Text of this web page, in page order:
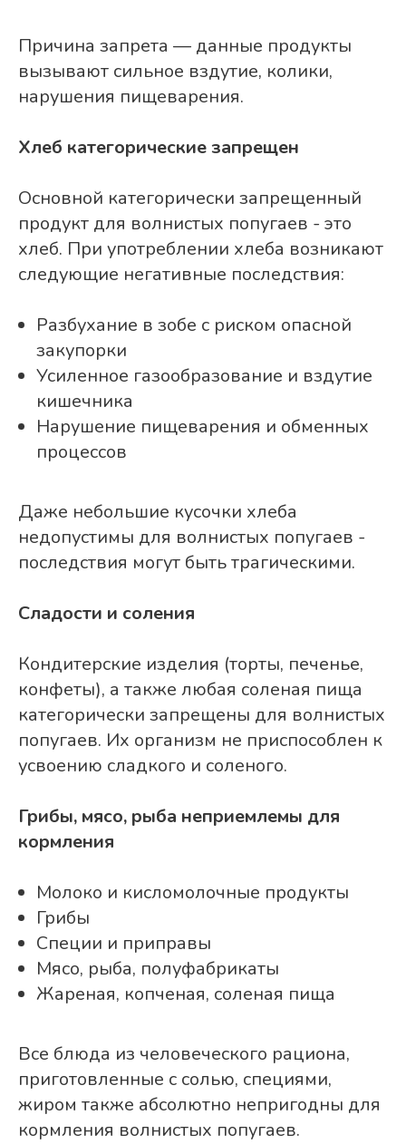
Причина запрета — данные продукты
вызывают сильное вздутие, колики,
нарушения пищеварения.
Хлеб категорические запрещен
Основной категорически запрещенный
продукт для волнистых попугаев - это
хлеб. При употреблении хлеба возникают
следующие негативные последствия:
Разбухание в зобе с риском опасной
закупорки
Усиленное газообразование и вздутие
кишечника
Нарушение пищеварения и обменных
процессов
Даже небольшие кусочки хлеба
недопустимы для волнистых попугаев -
последствия могут быть трагическими.
Сладости и соления
Кондитерские изделия (торты, печенье,
конфеты), а также любая соленая пища
категорически запрещены для волнистых
попугаев. Их организм не приспособлен к
усвоению сладкого и соленого.
Грибы, мясо, рыба неприемлемы для
кормления
Молоко и кисломолочные продукты
Грибы
Специи и приправы
Мясо, рыба, полуфабрикаты
Жареная, копченая, соленая пища
Все блюда из человеческого рациона,
приготовленные с солью, специями,
жиром также абсолютно непригодны для
кормления волнистых попугаев.